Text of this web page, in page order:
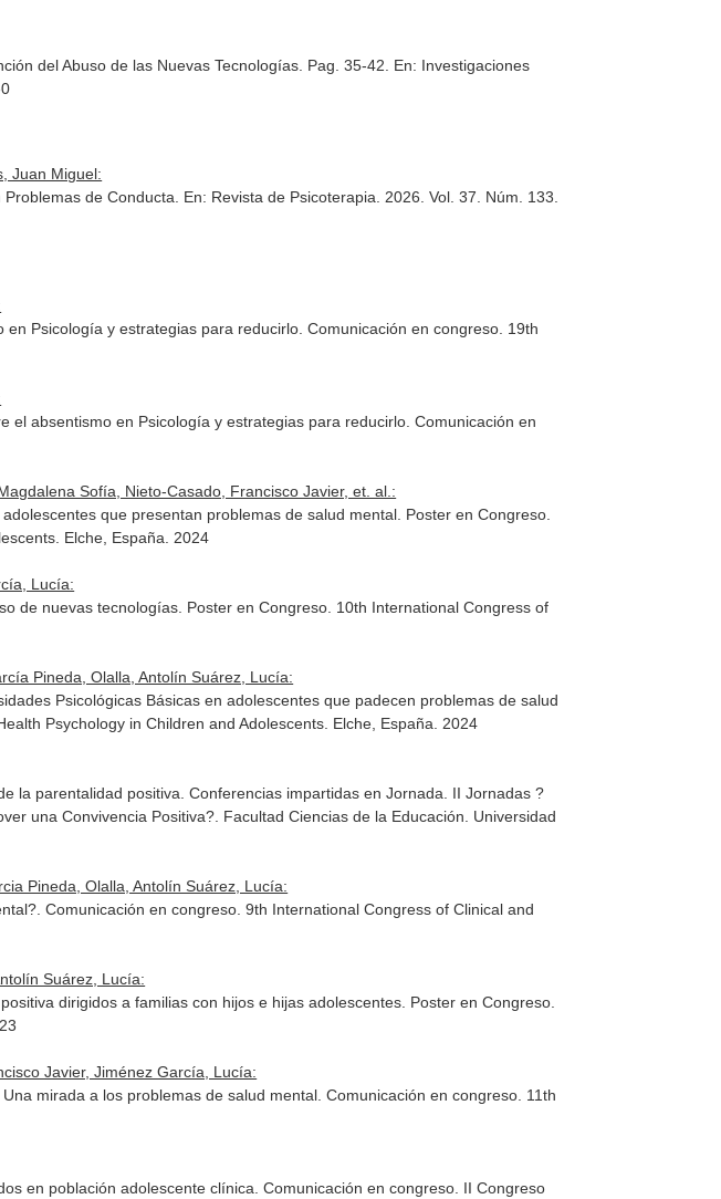
del Abuso de las Nuevas Tecnologías. Pag. 35-42. En: Investigaciones
Juan Miguel:
de Conducta. En: Revista de Psicoterapia . 2026. Vol. 37. Núm. 133.
Psicología y estrategias para reducirlo. Comunicación en congreso. 19th
absentismo en Psicología y estrategias para reducirlo. Comunicación en
Sofía, Nieto-Casado, Francisco Javier, et. al.:
que presentan problemas de salud mental. Poster en Congreso.
Elche, España. 2024
Lucía:
de nuevas tecnologías. Poster en Congreso. 10th International Congress of
Pineda, Olalla, Antolín Suárez, Lucía:
Psicológicas Básicas en adolescentes que padecen problemas de salud
Psychology in Children and Adolescents. Elche, España. 2024
la parentalidad positiva. Conferencias impartidas en Jornada. II Jornadas ?
una Convivencia Positiva?. Facultad Ciencias de la Educación. Universidad
Pineda, Olalla, Antolín Suárez, Lucía:
Comunicación en congreso. 9th International Congress of Clinical and
Suárez, Lucía:
dirigidos a familias con hijos e hijas adolescentes. Poster en Congreso.
Javier, Jiménez García, Lucía:
mirada a los problemas de salud mental. Comunicación en congreso. 11th
en población adolescente clínica. Comunicación en congreso. II Congreso